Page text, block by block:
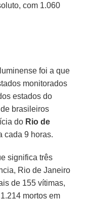
com 1.060
foi a que
monitorados
estados do
brasileiros
do Rio de
cada 9 horas.
significa três
Rio de Janeiro
de 155 vítimas,
mortos em